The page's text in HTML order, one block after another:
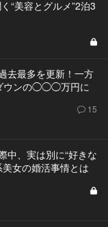
“美容とグルメ”2泊3
去最多を更新！一方
ウンの◯◯◯万円に
15
中、実は別に“好きな
女の婚活事情とは